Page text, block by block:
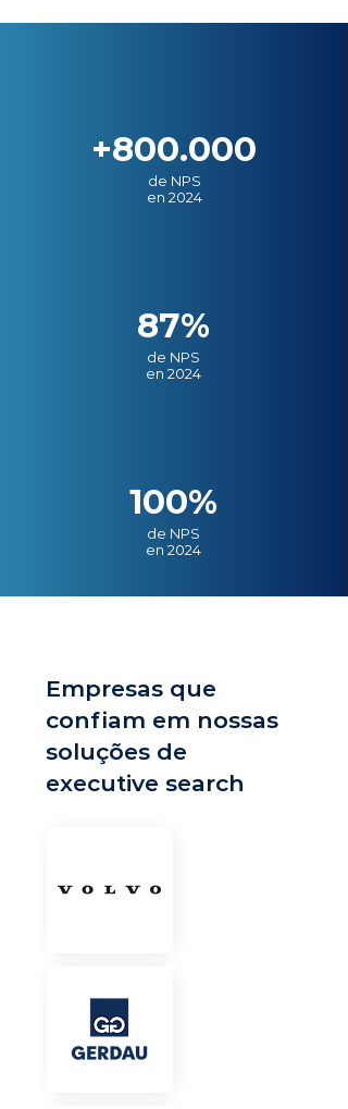
+800.000
de NPS
en 2024
87%
de NPS
en 2024
100%
de NPS
en 2024
Empresas que
confiam em nossas
soluções de
executive search